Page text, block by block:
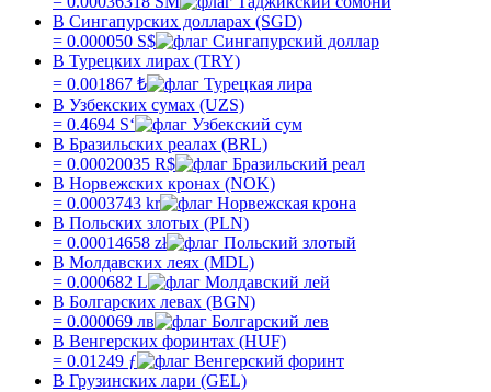
В Сингапурских долларах (SGD)
= 0.000050 S$
В Турецких лирах (TRY)
= 0.001867 ₺
В Узбекских сумах (UZS)
= 0.4694 Sʻ
В Бразильских реалах (BRL)
= 0.00020035 R$
В Норвежских кронах (NOK)
= 0.0003743 kr
В Польских злотых (PLN)
= 0.00014658 zł
В Молдавских леях (MDL)
= 0.000682 L
В Болгарских левах (BGN)
= 0.000069 лв
В Венгерских форинтах (HUF)
= 0.01249 ƒ
В Грузинских лари (GEL)